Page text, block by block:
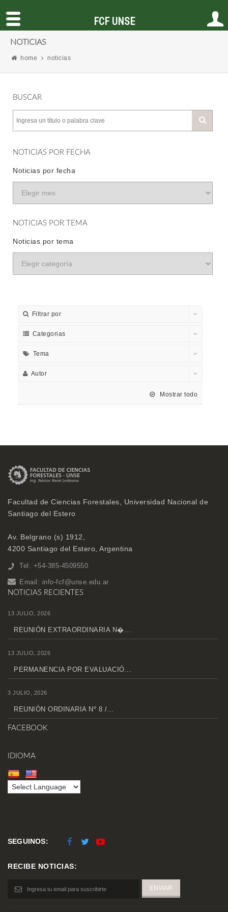
NOTICIAS
home noticias
BUSCAR
NOTICIAS POR FECHA
Noticias por fecha
NOTICIAS POR TEMA
Noticias por tema
Filtrar por
Categorias
Tema
Autor
Mostrar todo
Facultad de Ciencias Forestales, Universidad Nacional de
Santiago del Estero
Av. Belgrano (s) 1912,
4200 Santiago del Estero, Argentina
Tel: +54-385-4509550
Email: info-fcf@unse.edu.ar
NOTICIAS RECIENTES
13 JULIO, 2026
REUNIÓN EXTRAORDINARIA N�...
13 JULIO, 2026
PERMANENCIA POR EVALUACIÓ...
3 JULIO, 2026
REUNIÓN ORDINARIA Nº 8 /...
FACEBOOK
IDIOMA
SEGUINOS:
RECIBE NOTICIAS:
FCF UNSE